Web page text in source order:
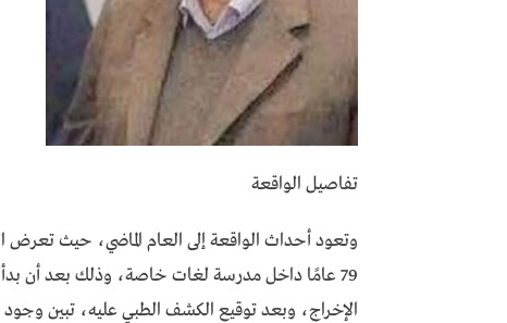
تفاصيل الواقعة
وتعود أحداث الواقعة إلى العام الماضي، حيث
79 عامًا داخل مدرسة لغات خاصة، وذلك بعد أن
الإخراج، وبعد توقيع الكشف الطبي عليه، تبين